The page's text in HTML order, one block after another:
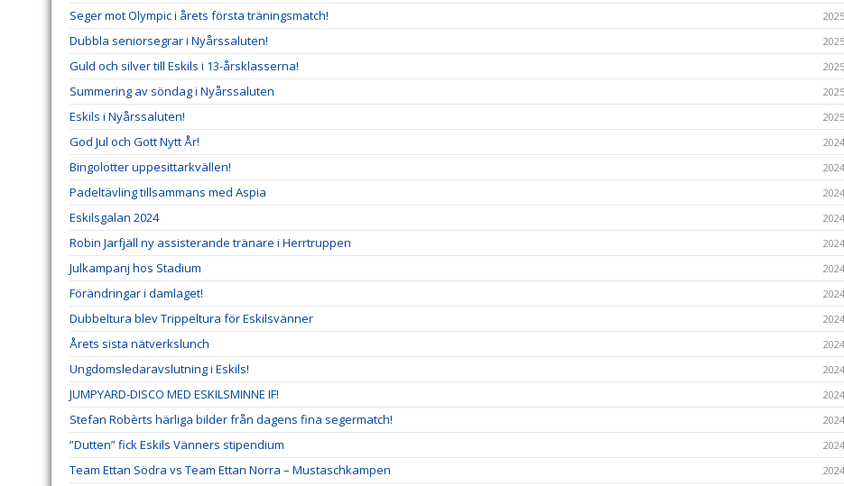
Seger mot Olympic i årets första träningsmatch!
Dubbla seniorsegrar i Nyårssaluten!
Guld och silver till Eskils i 13-årsklasserna!
Summering av söndag i Nyårssaluten
Eskils i Nyårssaluten!
God Jul och Gott Nytt År!
Bingolotter uppesittarkvällen!
Padeltävling tillsammans med Aspia
Eskilsgalan 2024
Robin Jarfjäll ny assisterande tränare i Herrtruppen
Julkampanj hos Stadium
Förändringar i damlaget!
Dubbeltura blev Trippeltura för Eskilsvänner
Årets sista nätverkslunch
Ungdomsledaravslutning i Eskils!
JUMPYARD-DISCO MED ESKILSMINNE IF!
Stefan Robèrts härliga bilder från dagens fina segermatch!
”Dutten” fick Eskils Vänners stipendium
Team Ettan Södra vs Team Ettan Norra – Mustaschkampen